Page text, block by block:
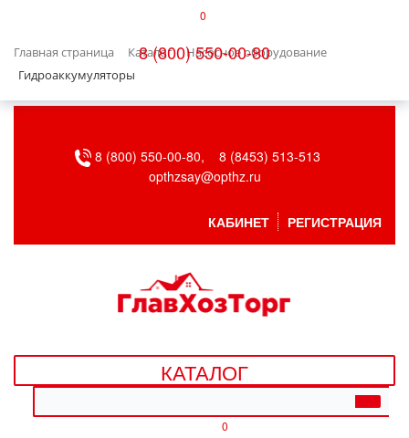
0
8 (800) 550-00-80
Главная страница Каталог
Насосное оборудование
Гидроаккумуляторы
БЫТОВАЯ ТЕХНИКА
ВЕНТИЛЯЦИЯ
ДАЧА, САД И ОГОРОД
ДЕТСКИЕ ТОВАРЫ
8 (800) 550-00-80,
8 (8453) 513-513
opthzsay@opthz.ru
КАБИНЕТ РЕГИСТРАЦИЯ
КАТАЛОГ
0